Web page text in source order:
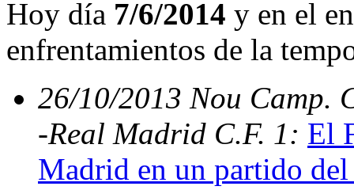
Hoy día 7/6/2014 y en el
enfrentamientos de la
26/10/2013 Nou Camp.
-Real Madrid C.F. 1: El
Madrid en un partido